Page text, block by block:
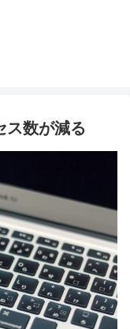
ス数が減る